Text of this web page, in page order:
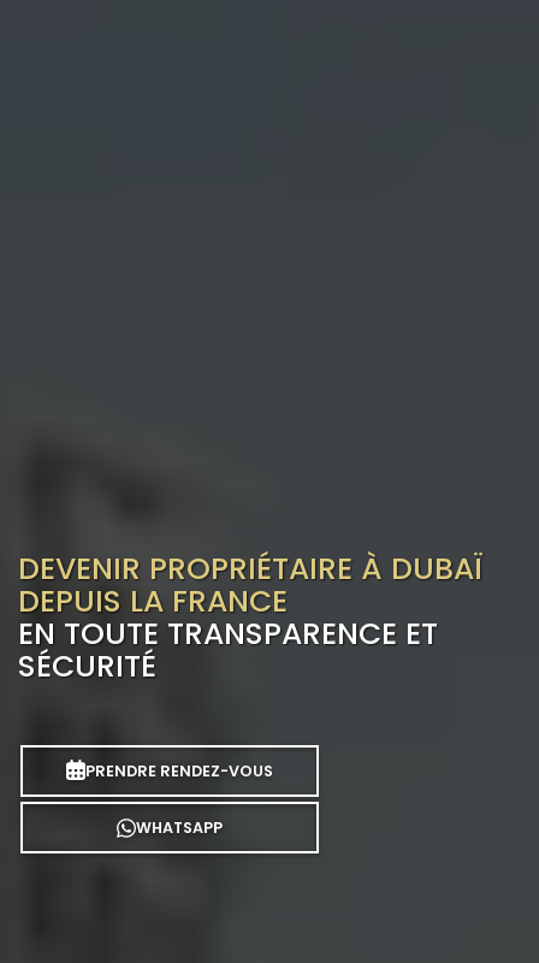
DEVENIR PROPRIÉTAIRE À DUBAÏ
DEPUIS LA FRANCE
EN TOUTE TRANSPARENCE ET
SÉCURITÉ
PRENDRE RENDEZ-VOUS
WHATSAPP